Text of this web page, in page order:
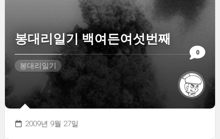
0
봉대리일기 백여든여섯번째
봉대리일기
2009년 9월 27일